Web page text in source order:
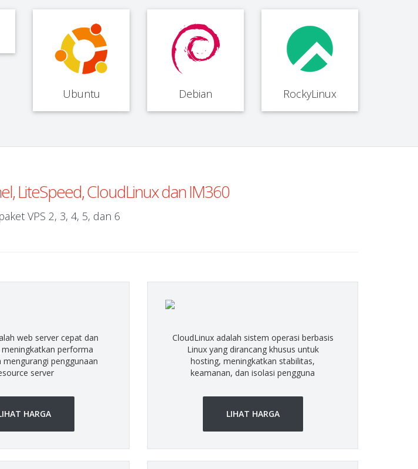
Ubuntu Debian RockyLinux
LiteSpeed, CloudLinux dan IM360
VPS 2, 3, 4, 5, dan 6
web server cepat dan
performa
penggunaan
server
HARGA
CloudLinux adalah sistem operasi berbasis
Linux yang dirancang khusus untuk
hosting, meningkatkan stabilitas,
keamanan, dan isolasi pengguna
LIHAT HARGA